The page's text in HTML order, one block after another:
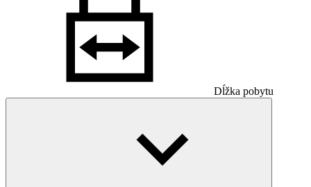
Dĺžka pobytu